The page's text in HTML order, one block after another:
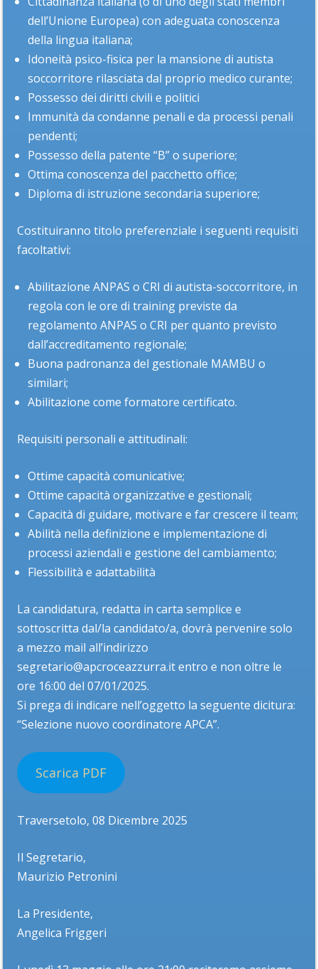
dell’Unione Europea) con adeguata conoscenza
della lingua italiana;
Idoneità psico-fisica per la mansione di autista
soccorritore rilasciata dal proprio medico curante;
Possesso dei diritti civili e politici
Immunità da condanne penali e da processi penali
pendenti;
Possesso della patente “B” o superiore;
Ottima conoscenza del pacchetto office;
Diploma di istruzione secondaria superiore;
Costituiranno titolo preferenziale i seguenti requisiti
facoltativi:
Abilitazione ANPAS o CRI di autista-soccorritore, in
regola con le ore di training previste da
regolamento ANPAS o CRI per quanto previsto
dall’accreditamento regionale;
Buona padronanza del gestionale MAMBU o
similari;
Abilitazione come formatore certificato.
Requisiti personali e attitudinali:
Ottime capacità comunicative;
Ottime capacità organizzative e gestionali;
Capacità di guidare, motivare e far crescere il team;
Abilità nella definizione e implementazione di
processi aziendali e gestione del cambiamento;
Flessibilità e adattabilità
La candidatura, redatta in carta semplice e
sottoscritta dal/la candidato/a, dovrà pervenire solo
a mezzo mail all’indirizzo
segretario@apcroceazzurra.it entro e non oltre le
ore 16:00 del 07/01/2025.
Si prega di indicare nell’oggetto la seguente dicitura:
“Selezione nuovo coordinatore APCA”.
Scarica PDF
Traversetolo, 08 Dicembre 2025
Il Segretario,
Maurizio Petronini
La Presidente,
Angelica Friggeri